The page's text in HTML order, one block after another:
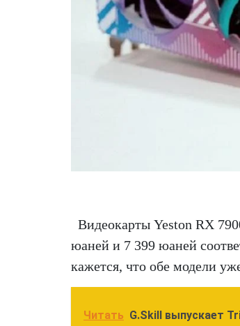
Видеокарты Yeston RX
юаней и 7 399 юаней
кажется, что обе модели
Читать G.Skill выпускает